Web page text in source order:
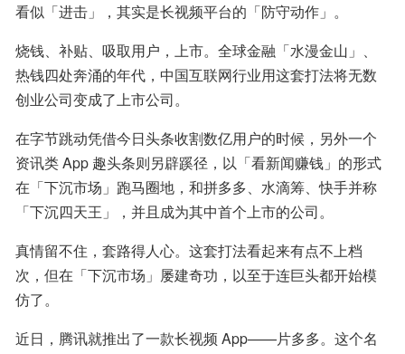
看似「进击」，其实是长视频平台的「防守动作」。
烧钱、补贴、吸取用户，上市。全球金融「水漫金山」、
热钱四处奔涌的年代，中国互联网行业用这套打法将无数
创业公司变成了上市公司。
在字节跳动凭借今日头条收割数亿用户的时候，另外一个
资讯类 App 趣头条则另辟蹊径，以「看新闻赚钱」的形式
在「下沉市场」跑马圈地，和拼多多、水滴筹、快手并称
「下沉四天王」，并且成为其中首个上市的公司。
真情留不住，套路得人心。这套打法看起来有点不上档
次，但在「下沉市场」屡建奇功，以至于连巨头都开始模
仿了。
近日，腾讯就推出了一款长视频 App——片多多。这个名